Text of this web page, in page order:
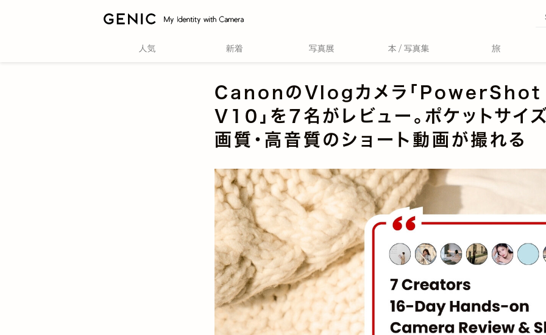
CanonのVlogカメラ「PowerShot
V10」を7名がレビュー。ポケットサイ
画質・高音質のショート動画が撮れる